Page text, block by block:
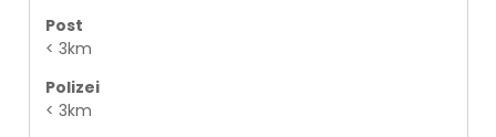
Post
< 3km
Polizei
< 3km